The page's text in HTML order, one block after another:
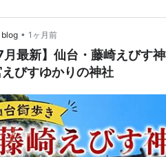
白神-岩館 < 十二湖 <ウェ
- 陸奥鶴田< 板柳<「
blog • 1ヶ月前
月最新】仙台・藤崎えびす
びすゆかりの神社